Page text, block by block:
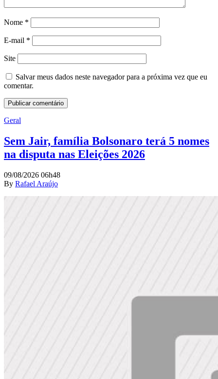
Nome *
E-mail *
Site
Salvar meus dados neste navegador para a próxima vez que eu
comentar.
Geral
Sem Jair, família Bolsonaro terá 5 nomes
na disputa nas Eleições 2026
09/08/2026 06h48
By Rafael Araújo